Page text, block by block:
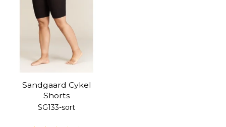
Sandgaard Cykel
Shorts
SG133-sort